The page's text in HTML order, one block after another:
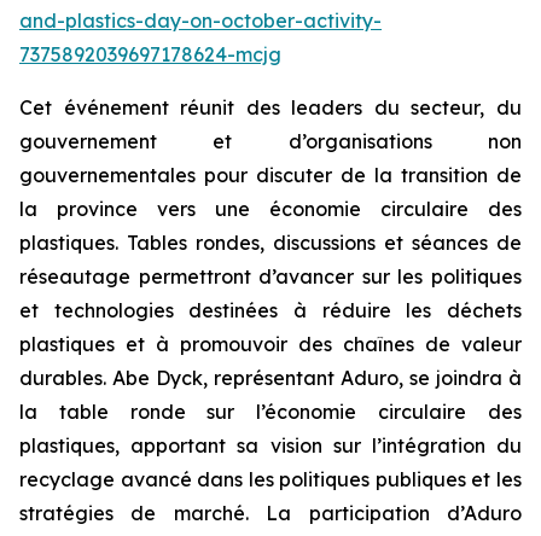
and-plastics-day-on-october-activity-
7375892039697178624-mcjg
Cet événement réunit des leaders du secteur, du
gouvernement et d’organisations non
gouvernementales pour discuter de la transition de
la province vers une économie circulaire des
plastiques. Tables rondes, discussions et séances de
réseautage permettront d’avancer sur les politiques
et technologies destinées à réduire les déchets
plastiques et à promouvoir des chaînes de valeur
durables. Abe Dyck, représentant Aduro, se joindra à
la table ronde sur l’économie circulaire des
plastiques, apportant sa vision sur l’intégration du
recyclage avancé dans les politiques publiques et les
stratégies de marché. La participation d’Aduro